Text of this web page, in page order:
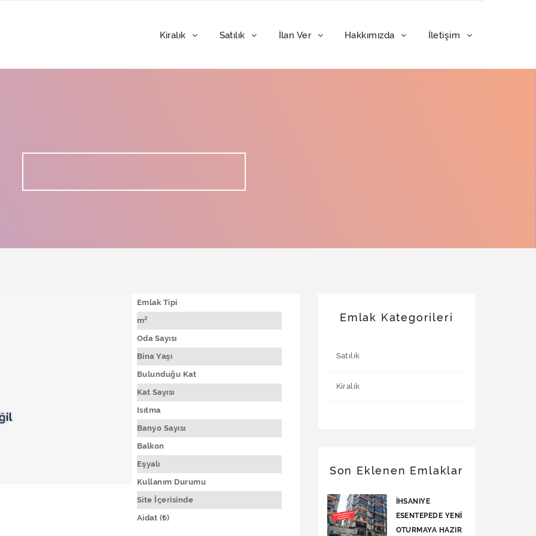
Kiralık Satılık İlan Ver Hakkımızda İletişim
Emlak Tipi
m²
Oda Sayısı
Bina Yaşı
Bulunduğu Kat
Kat Sayısı
Isıtma
Banyo Sayısı
Balkon
Eşyalı
Kullanım Durumu
Site İçerisinde
Aidat (₺)
Emlak Kategorileri
Satılık
Kiralık
Son Eklenen Emlaklar
İHSANIYE
ESENTEPEDE YENİ
OTURMAYA HAZIR